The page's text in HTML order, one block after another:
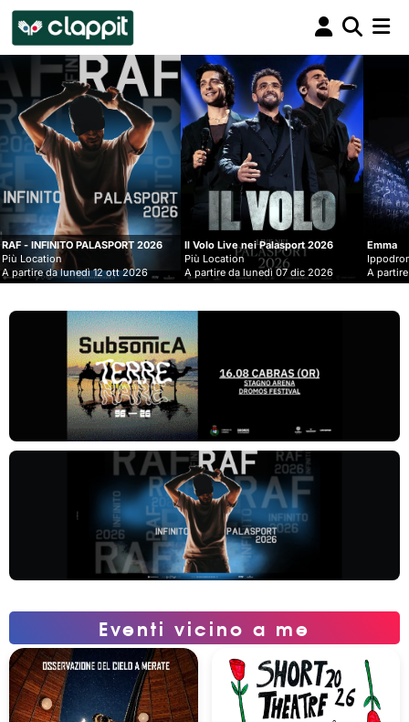
Clappit
biglietteria
2026
2026
Il Volo Live nei Palasport 2026
Più Location
A partire da lunedì 07 dic 2026
Emma
Ippodromo Snai - San Siro
A partire da mercoledì 09 set
Eventi vicino a me